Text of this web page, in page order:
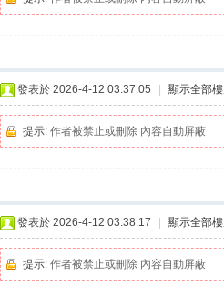
發表於 2026-4-12 03:37:05 顯示全部
提示: 作者被禁止或刪除 內容自動屏蔽
發表於 2026-4-12 03:38:17 顯示全部
提示: 作者被禁止或刪除 內容自動屏蔽